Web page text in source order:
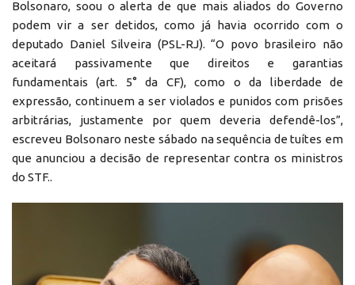
Bolsonaro, soou o alerta de que mais aliados do Governo
podem vir a ser detidos, como já havia ocorrido com o
deputado Daniel Silveira (PSL-RJ). “O povo brasileiro não
aceitará passivamente que direitos e garantias
fundamentais (art. 5° da CF), como o da liberdade de
expressão, continuem a ser violados e punidos com prisões
arbitrárias, justamente por quem deveria defendê-los”,
escreveu Bolsonaro neste sábado na sequência de tuítes em
que anunciou a decisão de representar contra os ministros
do STF..